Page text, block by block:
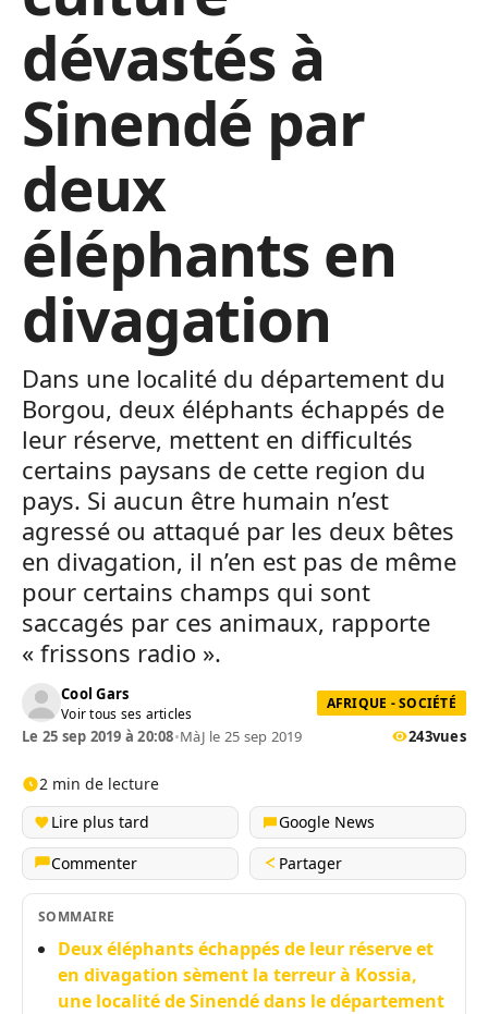
dévastés à
Sinendé par
deux
éléphants en
divagation
Dans une localité du département du
Borgou, deux éléphants échappés de
leur réserve, mettent en difficultés
certains paysans de cette region du
pays. Si aucun être humain n’est
agressé ou attaqué par les deux bêtes
en divagation, il n’en est pas de même
pour certains champs qui sont
saccagés par ces animaux, rapporte
« frissons radio ».
Cool Gars
Voir tous ses articles
AFRIQUE - SOCIÉTÉ
Le 25 sep 2019 à 20:08•MàJ le 25 sep 2019 243vues
2 min de lecture
Lire plus tard
Google News
Commenter
Partager
SOMMAIRE
Deux éléphants échappés de leur réserve et
en divagation sèment la terreur à Kossia,
une localité de Sinendé dans le département